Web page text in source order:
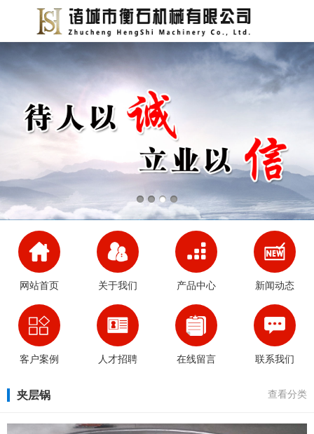
网站首页 关于我们 产品中心 新闻动态
客户案例 人才招聘 在线留言 联系我们
夹层锅 查看分类